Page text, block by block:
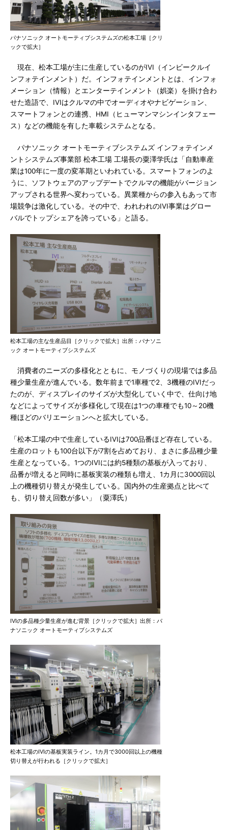
パナソニック オートモーティブシステムズの松本工場［クリ
ックで拡大］
現在、松本工場が主に生産しているのがIVI（インビークルイ
ンフォテインメント）だ。インフォテインメントとは、インフォ
メーション（情報）とエンターテインメント（娯楽）を掛け合わ
せた造語で、IVIはクルマの中でオーディオやナビゲーション、
スマートフォンとの連携、HMI（ヒューマンマシンインタフェー
ス）などの機能を有した車載システムとなる。
パナソニック オートモーティブシステムズ インフォテインメ
ントシステムズ事業部 松本工場 工場長の粟澤学氏は「自動車産
業は100年に一度の変革期といわれている。スマートフォンのよ
うに、ソフトウェアのアップデートでクルマの機能がバージョン
アップされる世界へ変わっている。異業種からの参入もあって市
場競争は激化している。その中で、われわれのIVI事業はグロー
バルでトップシェアを誇っている」と語る。
松本工場の主な生産品目［クリックで拡大］出所：パナソニ
ック オートモーティブシステムズ
消費者のニーズの多様化とともに、モノづくりの現場では多品
種少量生産が進んでいる。数年前まで1車種で2、3機種のIVIだっ
たのが、ディスプレイのサイズが大型化していく中で、仕向け地
などによってサイズが多様化して現在は1つの車種でも10～20機
種ほどのバリエーションへと拡大している。
「松本工場の中で生産しているIVIは700品番ほど存在している。
生産のロットも100台以下が7割を占めており、まさに多品種少量
生産となっている。1つのIVIには約5種類の基板が入っており、
品番が増えると同時に基板実装の種類も増え、1カ月に3000回以
上の機種切り替えが発生している。国内外の生産拠点と比べて
も、切り替え回数が多い」（粟澤氏）
IVIの多品種少量生産が進む背景［クリックで拡大］出所：パ
ナソニック オートモーティブシステムズ
松本工場のIVIの基板実装ライン。1カ月で3000回以上の機種
切り替えが行われる［クリックで拡大］